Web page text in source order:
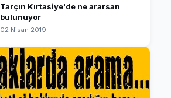
Tarçın Kırtasiye'de ne ararsan
bulunuyor
02 Nisan 2019